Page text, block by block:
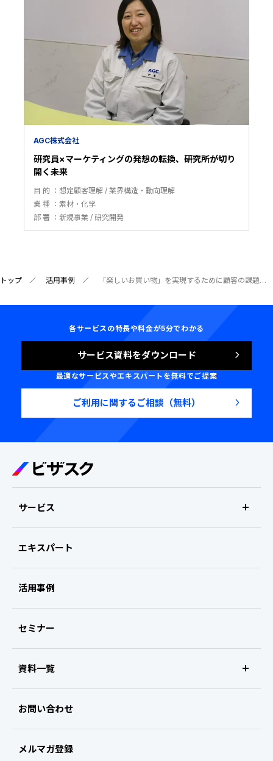
AGC株式会社
研究員×マーケティングの発想の転換、研究所が切り
開く未来
目 的 想定顧客理解
業界構造・動向理解
業 種
素材・化学
部 署
新規事業 研究開発
トップ 活用事例 「楽しいお買い物」を実現するために顧客の課題ととことん向き合う フラットなユーザーヒアリングが事業アイディアのピボットへ
各サービスの特長や料金が5分でわかる
サービス資料をダウンロード
最適なサービスやエキスパートを無料でご提案
ご利用に関するご相談（無料）
サービス
リサーチ支援
ビザスクinterview
ビザスクexpert survey
ビザスクnow
ビザスクweb展示会
エキスパート
活用事例
セミナー
資料一覧
サービス紹介資料
お役立ち資料
お問い合わせ
メルマガ登録